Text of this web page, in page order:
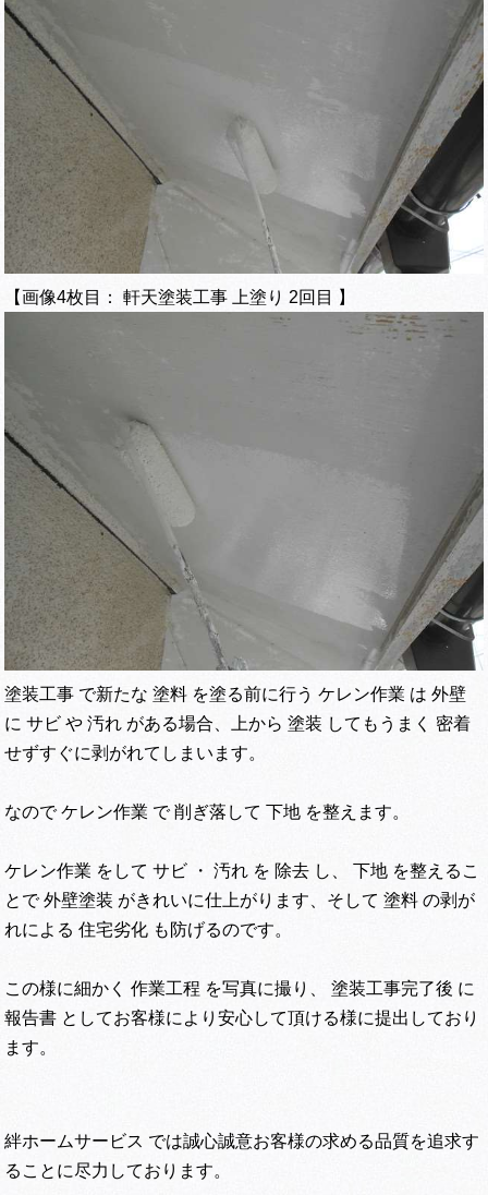
【画像4枚目： 軒天塗装工事 上塗り 2回目 】
塗装工事 で新たな 塗料 を塗る前に行う ケレン作業 は 外壁
に サビ や 汚れ がある場合、上から 塗装 してもうまく 密着
せずすぐに剥がれてしまいます。
なので ケレン作業 で 削ぎ落して 下地 を整えます。
ケレン作業 をして サビ ・ 汚れ を 除去 し、 下地 を整えるこ
とで 外壁塗装 がきれいに仕上がります、そして 塗料 の剥が
れによる 住宅劣化 も防げるのです。
この様に細かく 作業工程 を写真に撮り、 塗装工事完了後 に
報告書 としてお客様により安心して頂ける様に提出しており
ます。
絆ホームサービス では誠心誠意お客様の求める品質を追求す
ることに尽力しております。